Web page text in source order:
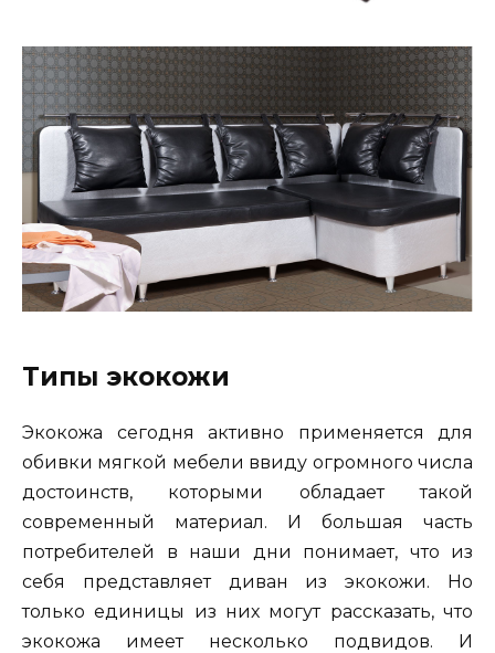
Типы экокожи
Экокожа сегодня активно применяется для
обивки мягкой мебели ввиду огромного числа
достоинств, которыми обладает такой
современный материал. И большая часть
потребителей в наши дни понимает, что из
себя представляет диван из экокожи. Но
только единицы из них могут рассказать, что
экокожа имеет несколько подвидов. И